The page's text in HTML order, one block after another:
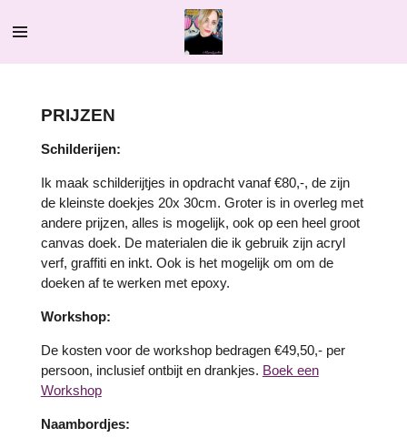
direct
PRIJZEN
Schilderijen:
Ik maak schilderijtjes in opdracht vanaf €80,-, de zijn
de kleinste doekjes 20x 30cm. Groter is in overleg met
andere prijzen, alles is mogelijk, ook op een heel groot
canvas doek. De materialen die ik gebruik zijn acryl
verf, graffiti en inkt. Ook is het mogelijk om om de
doeken af te werken met epoxy.
Workshop:
De kosten voor de workshop bedragen €49,50,- per
persoon, inclusief ontbijt en drankjes. Boek een
Workshop
Naambordjes: